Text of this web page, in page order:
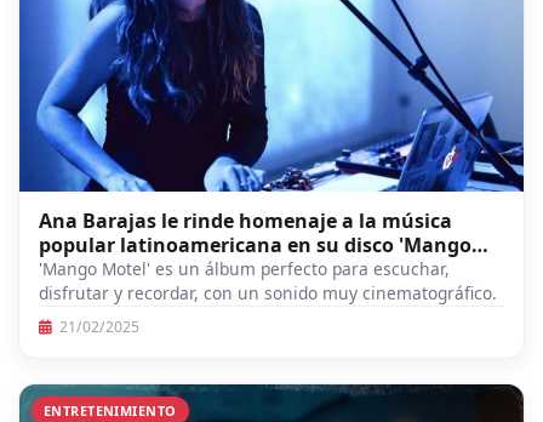
Ana Barajas le rinde homenaje a la música
popular latinoamericana en su disco 'Mango
Motel'
'Mango Motel' es un álbum perfecto para escuchar,
disfrutar y recordar, con un sonido muy cinematográfico.
21/02/2025
ENTRETENIMIENTO